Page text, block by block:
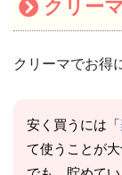
クリーマ
クリーマでお得
安く買うには「
て使うことが